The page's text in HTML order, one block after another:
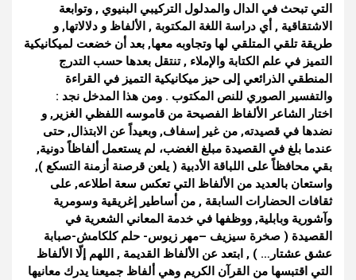
التي تبحث في الدال والمدلول التركيبي البنيوي , وتوابعة
الاشتقاقية , أي دراسة اللغة المكتوبة , الألفاظ و دلالاتها, و
طريقة تلقي المتلقي لها وتجاوبه معها, بعد أن خضعت لميكانيكية
التميز في علم الكتابة والإملاء , تنتقل بعدها حسب التدرج
المنطقي الذرائعي إلى حيز ميكانيكية التميز في القراءة
والتفسير الصوري للنص المكتوب . ومن هذا المدخل نجد :
اختار الشاعر الألفاظ الفصيحة من قاموسه اللفظي الغزير, و
نضدها في قصيدته, من غير إسفاف, وبعيداً عن الابتذال, حتى
عندما بلغ في القصيدة مبلغ الغضب، لم يستعمل ألفاظاً دونية,
بقي محافظاً على اللباقة الأدبية ( يلعن قرصنة أزمنة التسكع ),
واستعان بالعديد من الألفاظ التي تعكس سعة اطلاعه, على
ثقافات الحضارات السابقة , من أساطير إغريقية وسومرية
وآشورية وبابلية, ووظفها في خدمة المعاني الشعرية في
القصيدة ( صخرة سيزيف –مهر زيوس- حلم كلكامش-صبابة
عشق عشتار… ) , ابتعد عن الألفاظ القديمة , اللهم إلّا الألفاظ
التي اقتبسها من القرآن الكريم وهي ألفاظ جميعنا يدرك معانيها